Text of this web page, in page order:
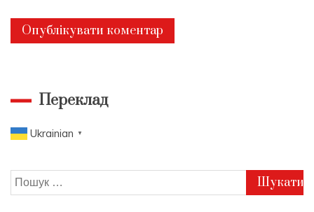
Переклад
Ukrainian ▼
Пошук: